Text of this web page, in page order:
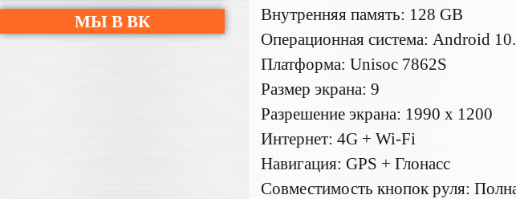
МЫ В ВК
Внутренняя память: 128 GB
Операционная система: Android
Платформа: Unisoc 7862S
Размер экрана: 9
Разрешение экрана: 1990 x 1200
Интернет: 4G + Wi-Fi
Навигация: GPS + Глонасс
Совместимость кнопок руля: